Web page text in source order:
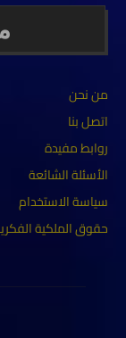
من نحن
اتصل بنا
روابط مفيدة
الأسئلة الشائعة
سياسة الاستخدام
حقوق الملكية